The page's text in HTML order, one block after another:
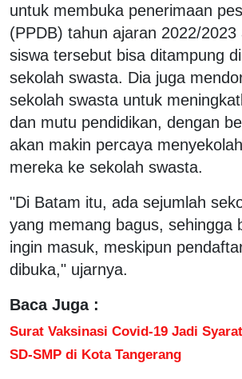
untuk membuka penerimaan
(PPDB) tahun ajaran 2022/2023
siswa tersebut bisa ditampung
sekolah swasta. Dia juga
sekolah swasta untuk
dan mutu pendidikan, dengan
akan makin percaya
mereka ke sekolah swasta.
"Di Batam itu, ada sejumlah
yang memang bagus, sehingga
ingin masuk, meskipun
dibuka," ujarnya.
Baca Juga :
Surat Vaksinasi Covid-19 Jadi
SD-SMP di Kota Tangerang